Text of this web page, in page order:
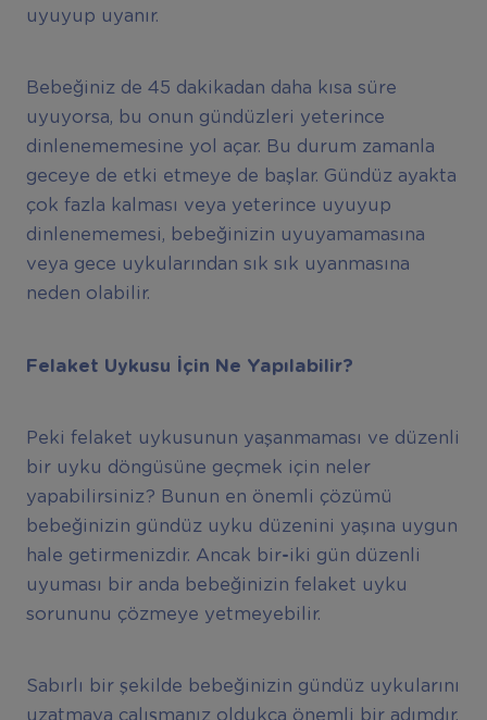
uyuyup uyanır.
Bebeğiniz de 45 dakikadan daha kısa süre
uyuyorsa, bu onun gündüzleri yeterince
dinlenememesine yol açar. Bu durum zamanla
geceye de etki etmeye de başlar. Gündüz ayakta
çok fazla kalması veya yeterince uyuyup
dinlenememesi, bebeğinizin uyuyamamasına
veya gece uykularından sık sık uyanmasına
neden olabilir.
Felaket Uykusu İçin Ne Yapılabilir?
Peki felaket uykusunun yaşanmaması ve düzenli
bir uyku döngüsüne geçmek için neler
yapabilirsiniz? Bunun en önemli çözümü
bebeğinizin gündüz uyku düzenini yaşına uygun
hale getirmenizdir. Ancak bir-iki gün düzenli
uyuması bir anda bebeğinizin felaket uyku
sorununu çözmeye yetmeyebilir.
Sabırlı bir şekilde bebeğinizin gündüz uykularını
uzatmaya çalışmanız oldukça önemli bir adımdır.